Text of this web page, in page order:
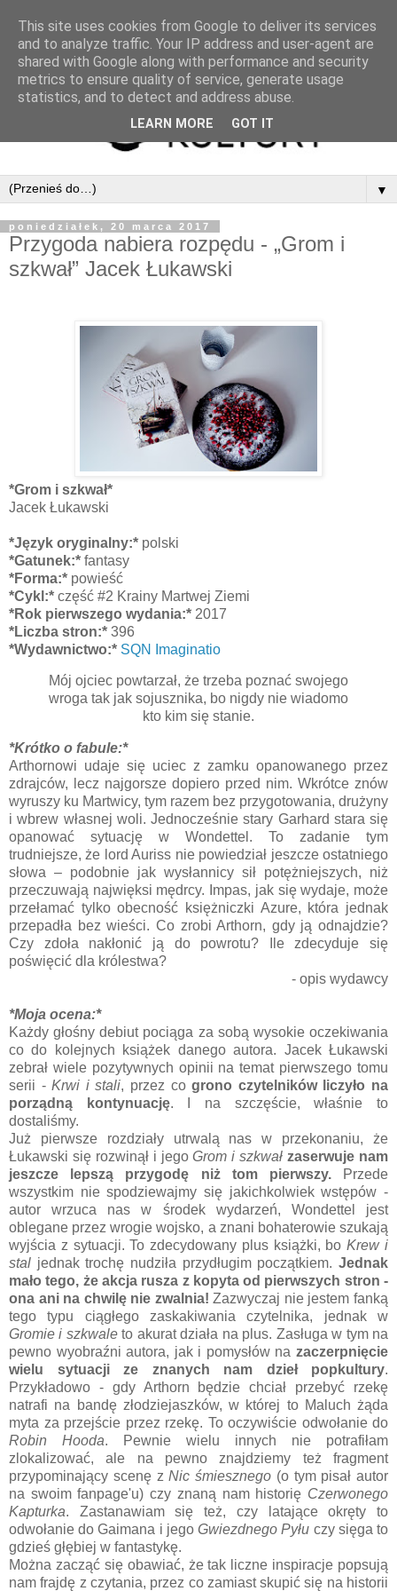
▼
poniedziałek, 20 marca 2017
Przygoda nabiera rozpędu - „Grom i
szkwał” Jacek Łukawski
*Grom i szkwał*
Jacek Łukawski
*Język oryginalny:* polski
*Gatunek:* fantasy
*Forma:* powieść
*Cykl:* część #2 Krainy Martwej Ziemi
*Rok pierwszego wydania:* 2017
*Liczba stron:* 396
*Wydawnictwo:* SQN Imaginatio
Mój ojciec powtarzał, że trzeba poznać swojego
wroga tak jak sojusznika, bo nigdy nie wiadomo
kto kim się stanie.
*Krótko o fabule:*
Arthornowi udaje się uciec z zamku opanowanego przez
zdrajców, lecz najgorsze dopiero przed nim. Wkrótce znów
wyruszy ku Martwicy, tym razem bez przygotowania, drużyny
i wbrew własnej woli. Jednocześnie stary Garhard stara się
opanować sytuację w Wondettel. To zadanie tym
trudniejsze, że lord Auriss nie powiedział jeszcze ostatniego
słowa – podobnie jak wysłannicy sił potężniejszych, niż
przeczuwają najwięksi mędrcy. Impas, jak się wydaje, może
przełamać tylko obecność księżniczki Azure, która jednak
przepadła bez wieści. Co zrobi Arthorn, gdy ją odnajdzie?
Czy zdoła nakłonić ją do powrotu? Ile zdecyduje się
poświęcić dla królestwa?
- opis wydawcy
*Moja ocena:*
Każdy głośny debiut pociąga za sobą wysokie oczekiwania
co do kolejnych książek danego autora. Jacek Łukawski
zebrał wiele pozytywnych opinii na temat pierwszego tomu
serii -Krwi i stali, przez cogrono czytelników liczyło na
porządną kontynuację. I na szczęście, właśnie to
dostaliśmy.
Już pierwsze rozdziały utrwalą nas w przekonaniu, że
Łukawski się rozwinął i jegoGrom i szkwał zaserwuje nam
jeszcze lepszą przygodę niż tom pierwszy.
Przede
wszystkim nie spodziewajmy się jakichkolwiek wstępów -
autor wrzuca nas w środek wydarzeń, Wondettel jest
oblegane przez wrogie wojsko, a znani bohaterowie szukają
wyjścia z sytuacji. To zdecydowany plus książki, boKrew i
stal jednak trochę nudziła przydługim początkiem.Jednak
mało tego, że akcja rusza z kopyta od pierwszych stron -
ona ani na chwilę nie zwalnia!Zazwyczaj nie jestem fanką
tego typu ciągłego zaskakiwania czytelnika, jednak w
Gromie i szkwaleto akurat działa na plus. Zasługa w tym na
pewno wyobraźni autora, jak i pomysłów na zaczerpnięcie
wielu sytuacji ze znanych nam dzieł popkultury.
Przykładowo - gdy Arthorn będzie chciał przebyć rzekę
natrafi na bandę złodziejaszków, w której to Maluch żąda
myta za przejście przez rzekę. To oczywiście odwołanie do
Robin Hooda. Pewnie wielu innych nie potrafiłam
zlokalizować, ale na pewno znajdziemy też fragment
przypominający scenę zNic śmiesznego (o tym pisał autor
na swoim fanpage'u) czy znaną nam historię Czerwonego
Kapturka. Zastanawiam się też, czy latające okręty to
odwołanie do Gaimana i jegoGwiezdnego Pyłu czy sięga to
gdzieś głębiej w fantastykę.
Można zacząć się obawiać, że tak liczne inspiracje popsują
nam frajdę z czytania, przez co zamiast skupić się na historii
This site uses cookies from Google to deliver its services
and to analyze traffic. Your IP address and user-agent are
shared with Google along with performance and security
metrics to ensure quality of service, generate usage
statistics, and to detect and address abuse.
LEARN MORE GOT IT